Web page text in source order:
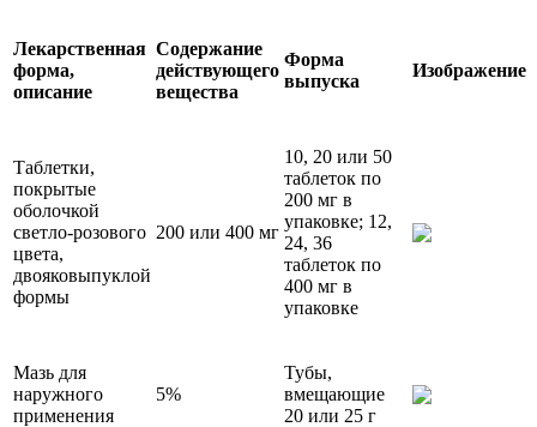
Лекарственная
форма,
описание
Содержание
действующего
вещества
Форма
выпуска
Изображение
Таблетки,
покрытые
оболочкой
светло-розового
цвета,
двояковыпуклой
формы
200 или 400 мг
10, 20 или 50
таблеток по
200 мг в
упаковке; 12,
24, 36
таблеток по
400 мг в
упаковке
Мазь для
наружного
применения
5%
Тубы,
вмещающие
20 или 25 г